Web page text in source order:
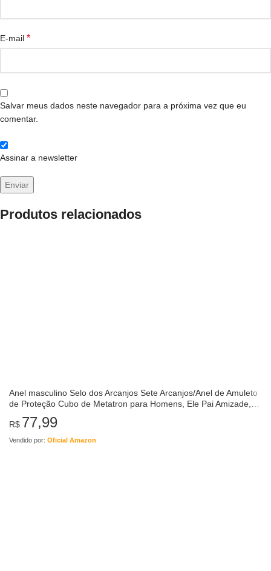
E-mail *
Salvar meus dados neste navegador para a próxima vez que eu
comentar.
Assinar a newsletter
Produtos relacionados
Anel masculino Selo dos Arcanjos Sete Arcanjos/Anel de Amuleto
de Proteção Cubo de Metatron para Homens, Ele Pai Amizade,
R$ 77,99
Vendido por: Oficial Amazon